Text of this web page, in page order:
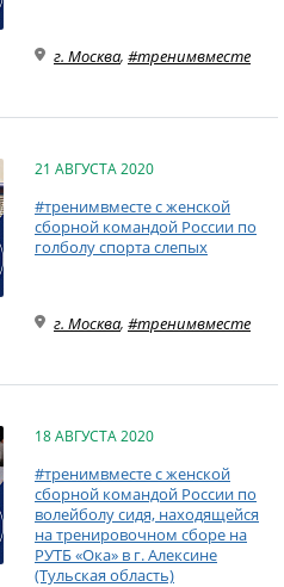
г. Москва, #тренимвместе
21 АВГУСТА 2020
#тренимвместе с женской
сборной командой России по
голболу спорта слепых
г. Москва, #тренимвместе
18 АВГУСТА 2020
#тренимвместе с женской
сборной командой России по
волейболу сидя, находящейся
на тренировочном сборе на
РУТБ «Ока» в г. Алексине
(Тульская область)